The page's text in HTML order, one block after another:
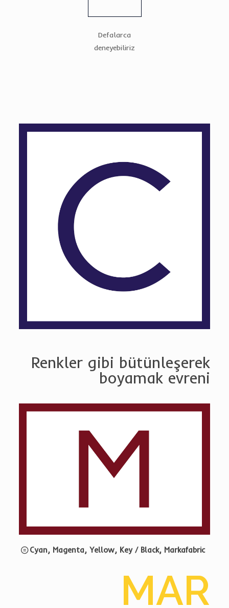
Defalarca
deneyebiliriz
Renkler gibi bütünleşerek
boyamak evreni
Cyan, Magenta, Yellow, Key / Black, Markafabric
MAR